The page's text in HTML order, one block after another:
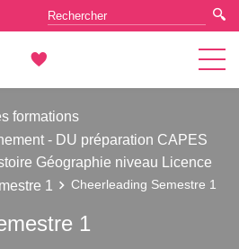
formations
- DU préparation CAPES
Géographie niveau Licence
1 Cheerleading Semestre 1
1